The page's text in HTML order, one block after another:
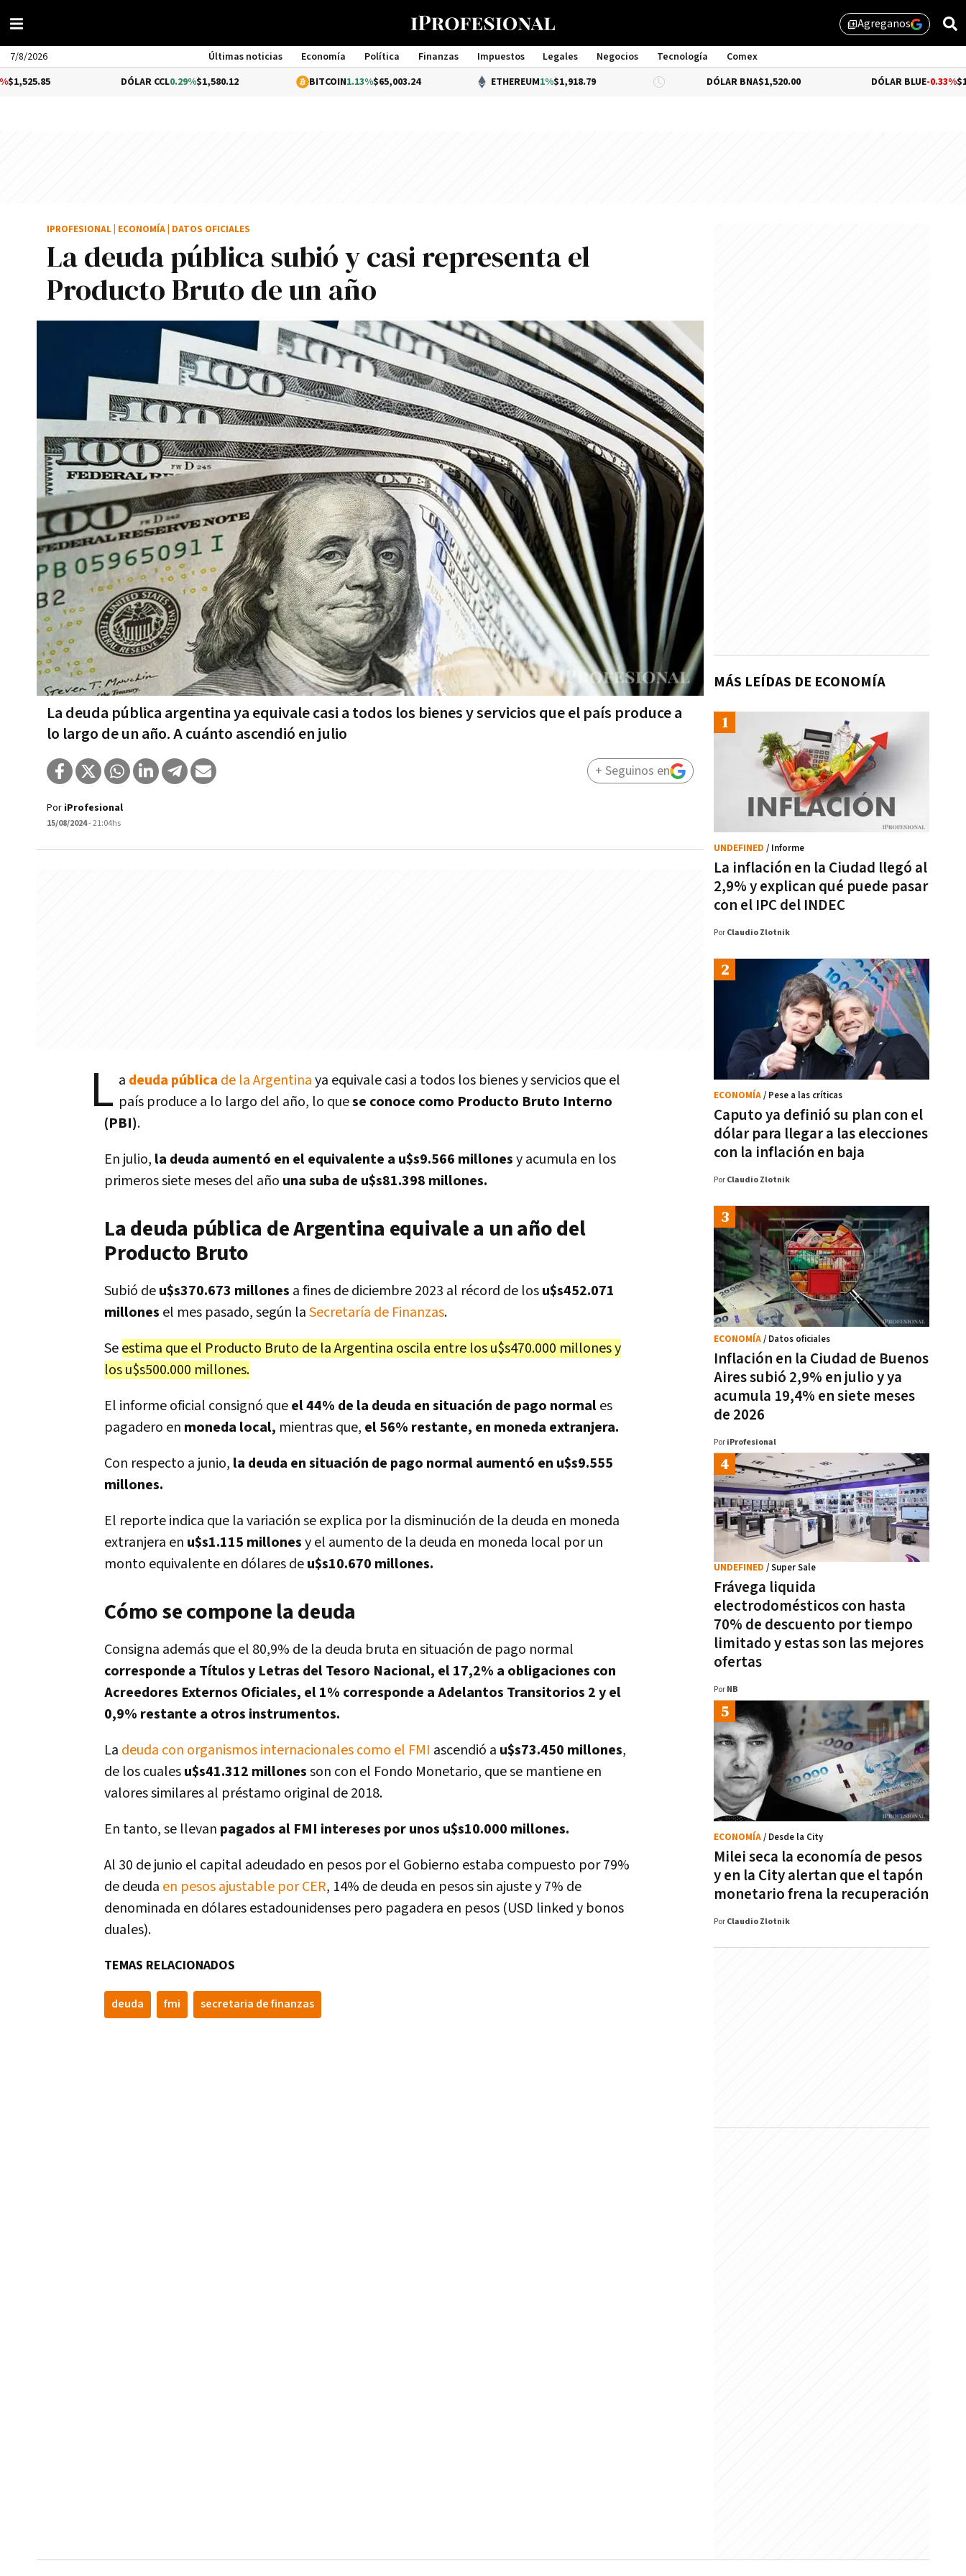
library_addAgreganos
7/8/2026 Últimas noticias Economía Política Finanzas Impuestos Legales Negocios Tecnología
Comex
Management
DÓLAR CCL0.29%$1,580.12 BITCOIN1.13%$65,003.24 ETHEREUM1%$1,918.79 DÓLAR BNA$1,520.00 DÓLAR BLUE-0.33%$1,525.00
La deuda pública subió y casi representa el
Producto Bruto de un año
La deuda pública argentina ya equivale casi a todos los bienes y servicios que el país produce a
lo largo de un año. A cuánto ascendió en julio
IPROFESIONAL ECONOMÍA DATOS OFICIALES
Por iProfesional
15/08/2024- 21:04hs
+ Seguinos en
L a deuda pública de la Argentinaya equivale casi a todos los bienes y servicios que el
país produce a lo largo del año, lo quese conoce como Producto Bruto Interno
(PBI).
En julio, la deuda aumentó en el equivalente a u$s9.566 millonesy acumula en los
primeros siete meses del año una suba de u$s81.398 millones.
La deuda pública de Argentina equivale a un año del
Producto Bruto
Subió deu$s370.673 millones a fines de diciembre 2023 al récord de losu$s452.071
millones el mes pasado, según laSecretaría de Finanzas.
Seestima que el Producto Bruto de la Argentina oscila entre los u$s470.000 millones y
los u$s500.000 millones.
El informe oficial consignó queel 44% de la deuda en situación de pago normales
pagadero en moneda local, mientras que, el 56% restante, en moneda extranjera.
Con respecto a junio, la deuda en situación de pago normal aumentó en u$s9.555
millones.
El reporte indica que la variación se explica por la disminución de la deuda en moneda
extranjera en u$s1.115 millonesy el aumento de la deuda en moneda local por un
monto equivalente en dólares deu$s10.670 millones.
Cómo se compone la deuda
Consigna además que el 80,9% de la deuda bruta en situación de pago normal
corresponde a Títulos y Letras del Tesoro Nacional, el 17,2% a obligaciones con
Acreedores Externos Oficiales, el 1% corresponde a Adelantos Transitorios 2 y el
0,9% restante a otros instrumentos.
La deuda con organismos internacionales como el FMI ascendió a u$s73.450 millones,
de los cualesu$s41.312 millonesson con el Fondo Monetario, que se mantiene en
valores similares al préstamo original de 2018.
En tanto, se llevan pagados al FMI intereses por unos u$s10.000 millones.
Al 30 de junio el capital adeudado en pesos por el Gobierno estaba compuesto por 79%
de deuda en pesos ajustable por CER, 14% de deuda en pesos sin ajuste y 7% de
denominada en dólares estadounidenses pero pagadera en pesos (USD linked y bonos
duales).
TEMAS RELACIONADOS
deuda fmi secretaria de finanzas
MÁS LEÍDAS DE ECONOMÍA
La inflación en la Ciudad llegó al
2,9% y explican qué puede pasar
con el IPC del INDEC
UNDEFINED / Informe
Por Claudio Zlotnik
Caputo ya definió su plan con el
dólar para llegar a las elecciones
con la inflación en baja
ECONOMÍA/ Pese a las críticas
Por Claudio Zlotnik
Inflación en la Ciudad de Buenos
Aires subió 2,9% en julio y ya
acumula 19,4% en siete meses
de 2026
ECONOMÍA/ Datos oficiales
Por iProfesional
Frávega liquida
electrodomésticos con hasta
70% de descuento por tiempo
limitado y estas son las mejores
ofertas
UNDEFINED / Super Sale
Por NB
Milei seca la economía de pesos
y en la City alertan que el tapón
monetario frena la recuperación
ECONOMÍA/ Desde la City
Por Claudio Zlotnik